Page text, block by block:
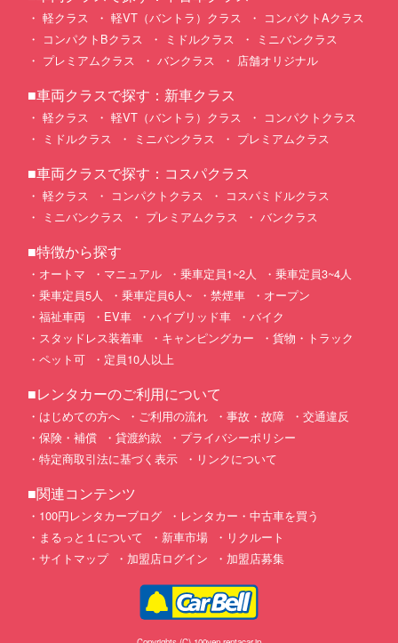
軽クラス 軽VT（バントラ）クラス
コンパクトAクラス
コンパクトBクラス
ミドルクラス
ミニバンクラス
プレミアムクラス
バンクラス 店舗オリジナル
■車両クラスで探す：新車クラス
軽クラス 軽VT（バントラ）クラス
コンパクトクラス
ミドルクラス
ミニバンクラス プレミアムクラス
■車両クラスで探す：コスパクラス
軽クラス コンパクトクラス
コスパミドルクラス
ミニバンクラス
プレミアムクラス バンクラス
■特徴から探す
オートマ マニュアル 乗車定員1~2人
乗車定員3~4人
乗車定員5人
乗車定員6人~ 禁煙車
オープン
福祉車両
EV車 ハイブリッド車
バイク
スタッドレス装着車
キャンピングカー
貨物・トラック
ペット可
定員10人以上
■レンタカーのご利用について
はじめての方へ ご利用の流れ 事故・故障
交通違反
保険・補償
貸渡約款
プライバシーポリシー
特定商取引法に基づく表示
リンクについて
■関連コンテンツ
100円レンタカーブログ
レンタカー・中古車を買う
まるっと１について
新車市場
リクルート
サイトマップ
加盟店ログイン 加盟店募集